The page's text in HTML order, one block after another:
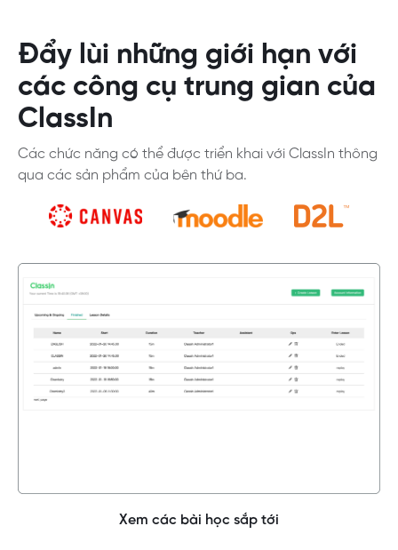
Đẩy lùi những giới hạn với
các công cụ trung gian của
ClassIn
Các chức năng có thể được triển khai với ClassIn thông
qua các sản phẩm của bên thứ ba.
Xem các bài học sắp tới